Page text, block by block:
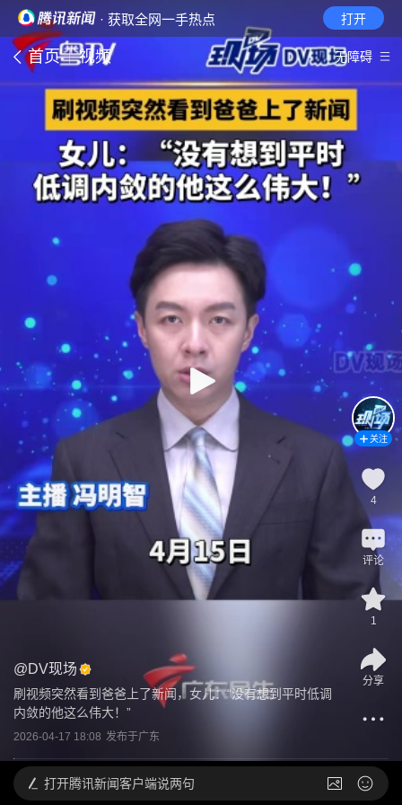
· 获取全网一手热点 打开
首页 视频 无障碍
@DV现场
刷视频突然看到爸爸上了新闻，女儿：“没有想到平时低调
内敛的他这么伟大！”
2026-04-17 18:08 发布于广东
关注
4
评论
1
分享
打开腾讯新闻客户端说两句